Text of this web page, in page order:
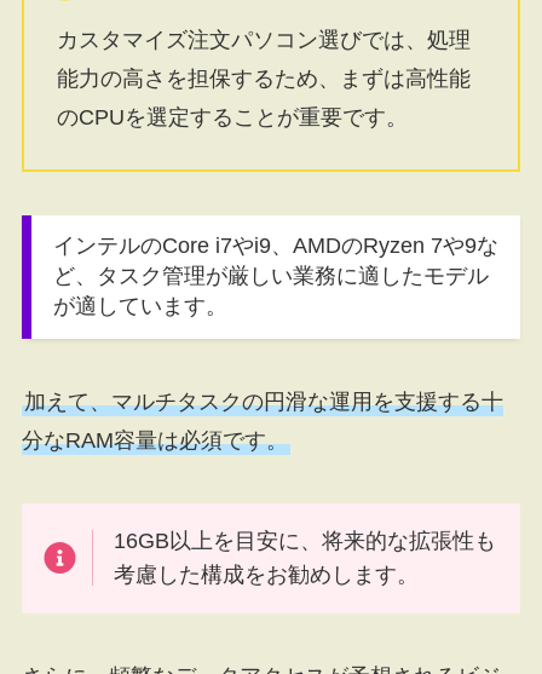
カスタマイズ注文パソコン選びでは、処理
能力の高さを担保するため、まずは高性能
のCPUを選定することが重要です。
インテルのCore i7やi9、AMDのRyzen 7や9な
ど、タスク管理が厳しい業務に適したモデル
が適しています。
加えて、マルチタスクの円滑な運用を支援する十
分なRAM容量は必須です。
16GB以上を目安に、将来的な拡張性も
考慮した構成をお勧めします。